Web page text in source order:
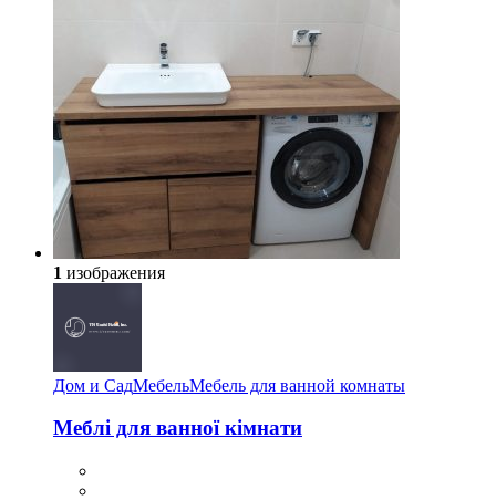
1 изображения
Дом и СадМебельМебель для ванной комнаты
Меблі для ванної кімнати